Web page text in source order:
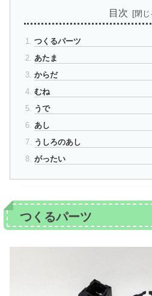
目次
つくるパーツ
あたま
からだ
むね
うで
あし
うしろのあし
がったい
つくるパーツ